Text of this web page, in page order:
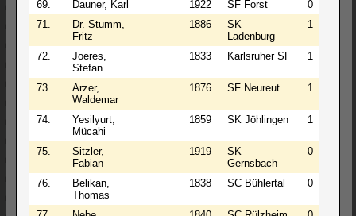
69. Dauner, Karl 1922 SF Forst 0
71.
Dr. Stumm,
Fritz
1886
SK
Ladenburg
1
72.
Joeres,
Stefan
1833 Karlsruher SF 1
73.
Arzer,
Waldemar
1876 SF Neureut 1
74.
Yesilyurt,
Mücahi
1859 SK Jöhlingen 1
75.
Sitzler,
Fabian
1919
SK
Gernsbach
0
76.
Belikan,
Thomas
1838 SC Bühlertal 0